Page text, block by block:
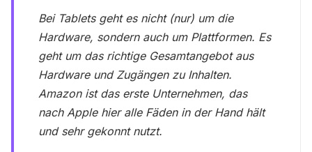
Bei Tablets geht es nicht (nur) um die
Hardware, sondern auch um Plattformen. Es
geht um das richtige Gesamtangebot aus
Hardware und Zugängen zu Inhalten.
Amazon ist das erste Unternehmen, das
nach Apple hier alle Fäden in der Hand hält
und sehr gekonnt nutzt.